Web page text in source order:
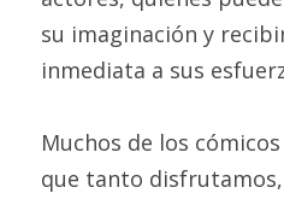
su imaginación y
inmediata a sus
Muchos de los
que tanto